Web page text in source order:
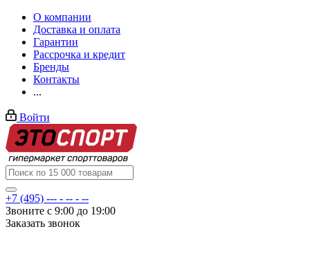
О компании
Доставка и оплата
Гарантии
Рассрочка и кредит
Бренды
Контакты
...
Войти
+7 (495) --- - -- - --
Звоните с 9:00 до 19:00
Заказать звонок